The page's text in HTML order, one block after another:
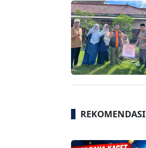
REKOMENDASI